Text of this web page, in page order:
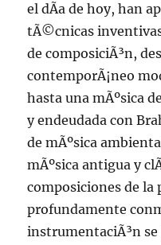
el dÃ­a de hoy, han
tÃ©cnicas
de composiciÃ³n,
contemporÃ¡neo
hasta una mÃºsica
y endeudada con
de mÃºsica
mÃºsica antigua y
composiciones de la
profundamente
instrumentaciÃ³n